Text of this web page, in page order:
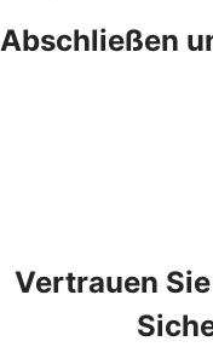
Abschließen
Vertrauen